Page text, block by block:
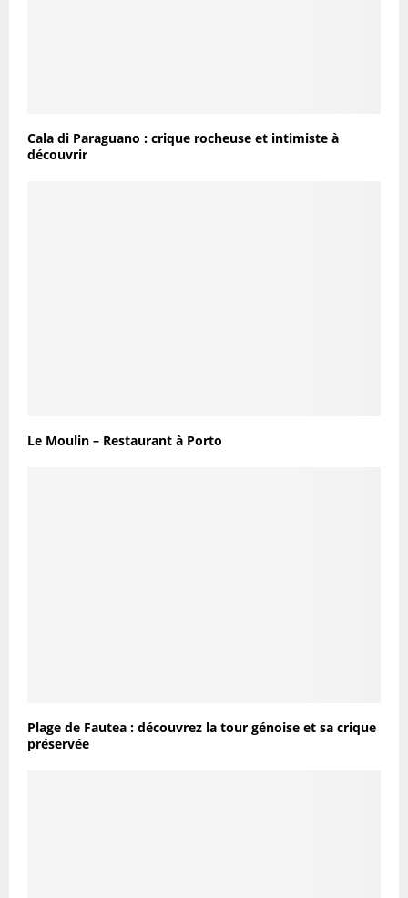
Cala di Paraguano : crique rocheuse et intimiste à
découvrir
Le Moulin – Restaurant à Porto
Plage de Fautea : découvrez la tour génoise et sa crique
préservée